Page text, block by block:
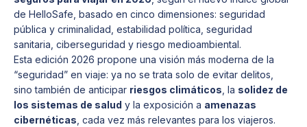
de HelloSafe, basado en cinco dimensiones: seguridad
pública y criminalidad, estabilidad política, seguridad
sanitaria, ciberseguridad y riesgo medioambiental.
Esta edición 2026 propone una visión más moderna de la
“seguridad” en viaje: ya no se trata solo de evitar delitos,
sino también de anticipar riesgos climáticos , la solidez de
los sistemas de salud y la exposición a amenazas
cibernéticas , cada vez más relevantes para los viajeros.